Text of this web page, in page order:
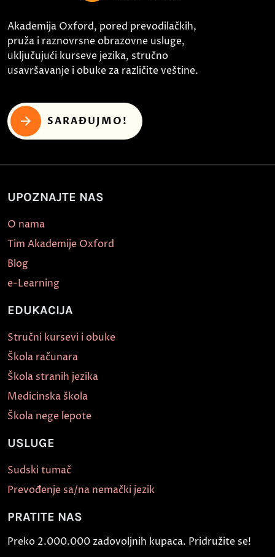
Akademija Oxford, pored prevodilačkih,
pruža i raznovrsne obrazovne usluge,
uključujući kurseve jezika, stručno
usavršavanje i obuke za različite veštine.
SARAĐUJMO!
UPOZNAJTE NAS
O nama
Tim Akademije Oxford
Blog
e-Learning
EDUKACIJA
Stručni kursevi i obuke
Škola računara
Škola stranih jezika
Medicinska škola
Škola nege lepote
USLUGE
Sudski tumač
Prevođenje sa/na nemački jezik
PRATITE NAS
Preko 2.000.000 zadovoljnih kupaca. Pridružite se!